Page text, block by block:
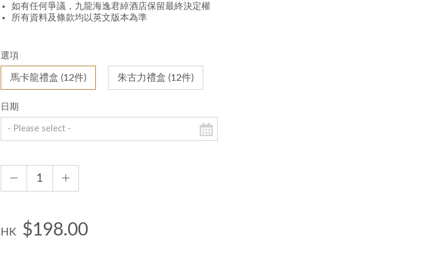
如有任何爭議，九龍海逸君綽酒店保留最終決定權
所有資料及條款均以英文版本為準
選項
馬卡龍禮盒 (12件) 朱古力禮盒 (12件)
日期
HK $198.00